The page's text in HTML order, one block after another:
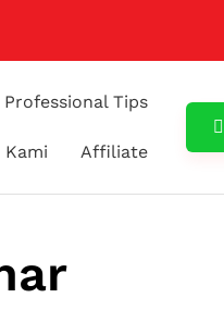
Professional Tips
Kami Affiliate